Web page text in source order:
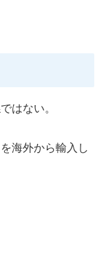
はない。
海外から輸入し